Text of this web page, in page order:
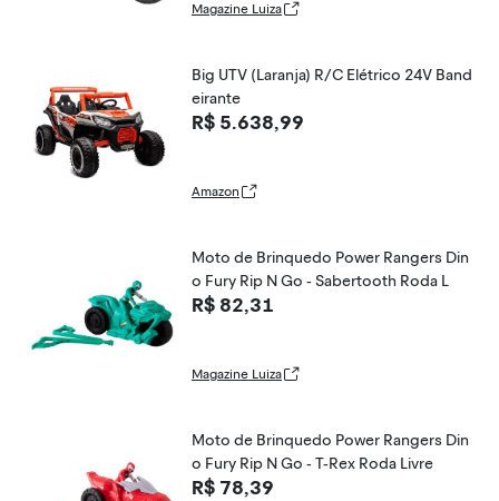
Magazine Luiza
Big UTV (Laranja) R/C Elétrico 24V Band
eirante
R$ 5.638,99
Amazon
Moto de Brinquedo Power Rangers Din
o Fury Rip N Go - Sabertooth Roda L
R$ 82,31
Magazine Luiza
Moto de Brinquedo Power Rangers Din
o Fury Rip N Go - T-Rex Roda Livre
R$ 78,39